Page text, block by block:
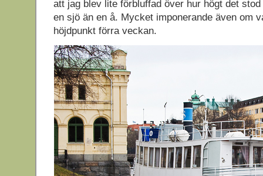
att jag blev lite förbluffad över hur högt det
en sjö än en å. Mycket imponerande även om
höjdpunkt förra veckan.